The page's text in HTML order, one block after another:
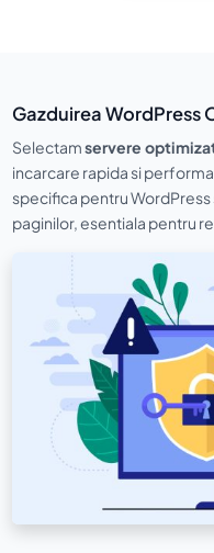
Gazduirea WordPress
Selectamservere
incarcare rapida si
specifica pentru
paginilor, esentiala pentru